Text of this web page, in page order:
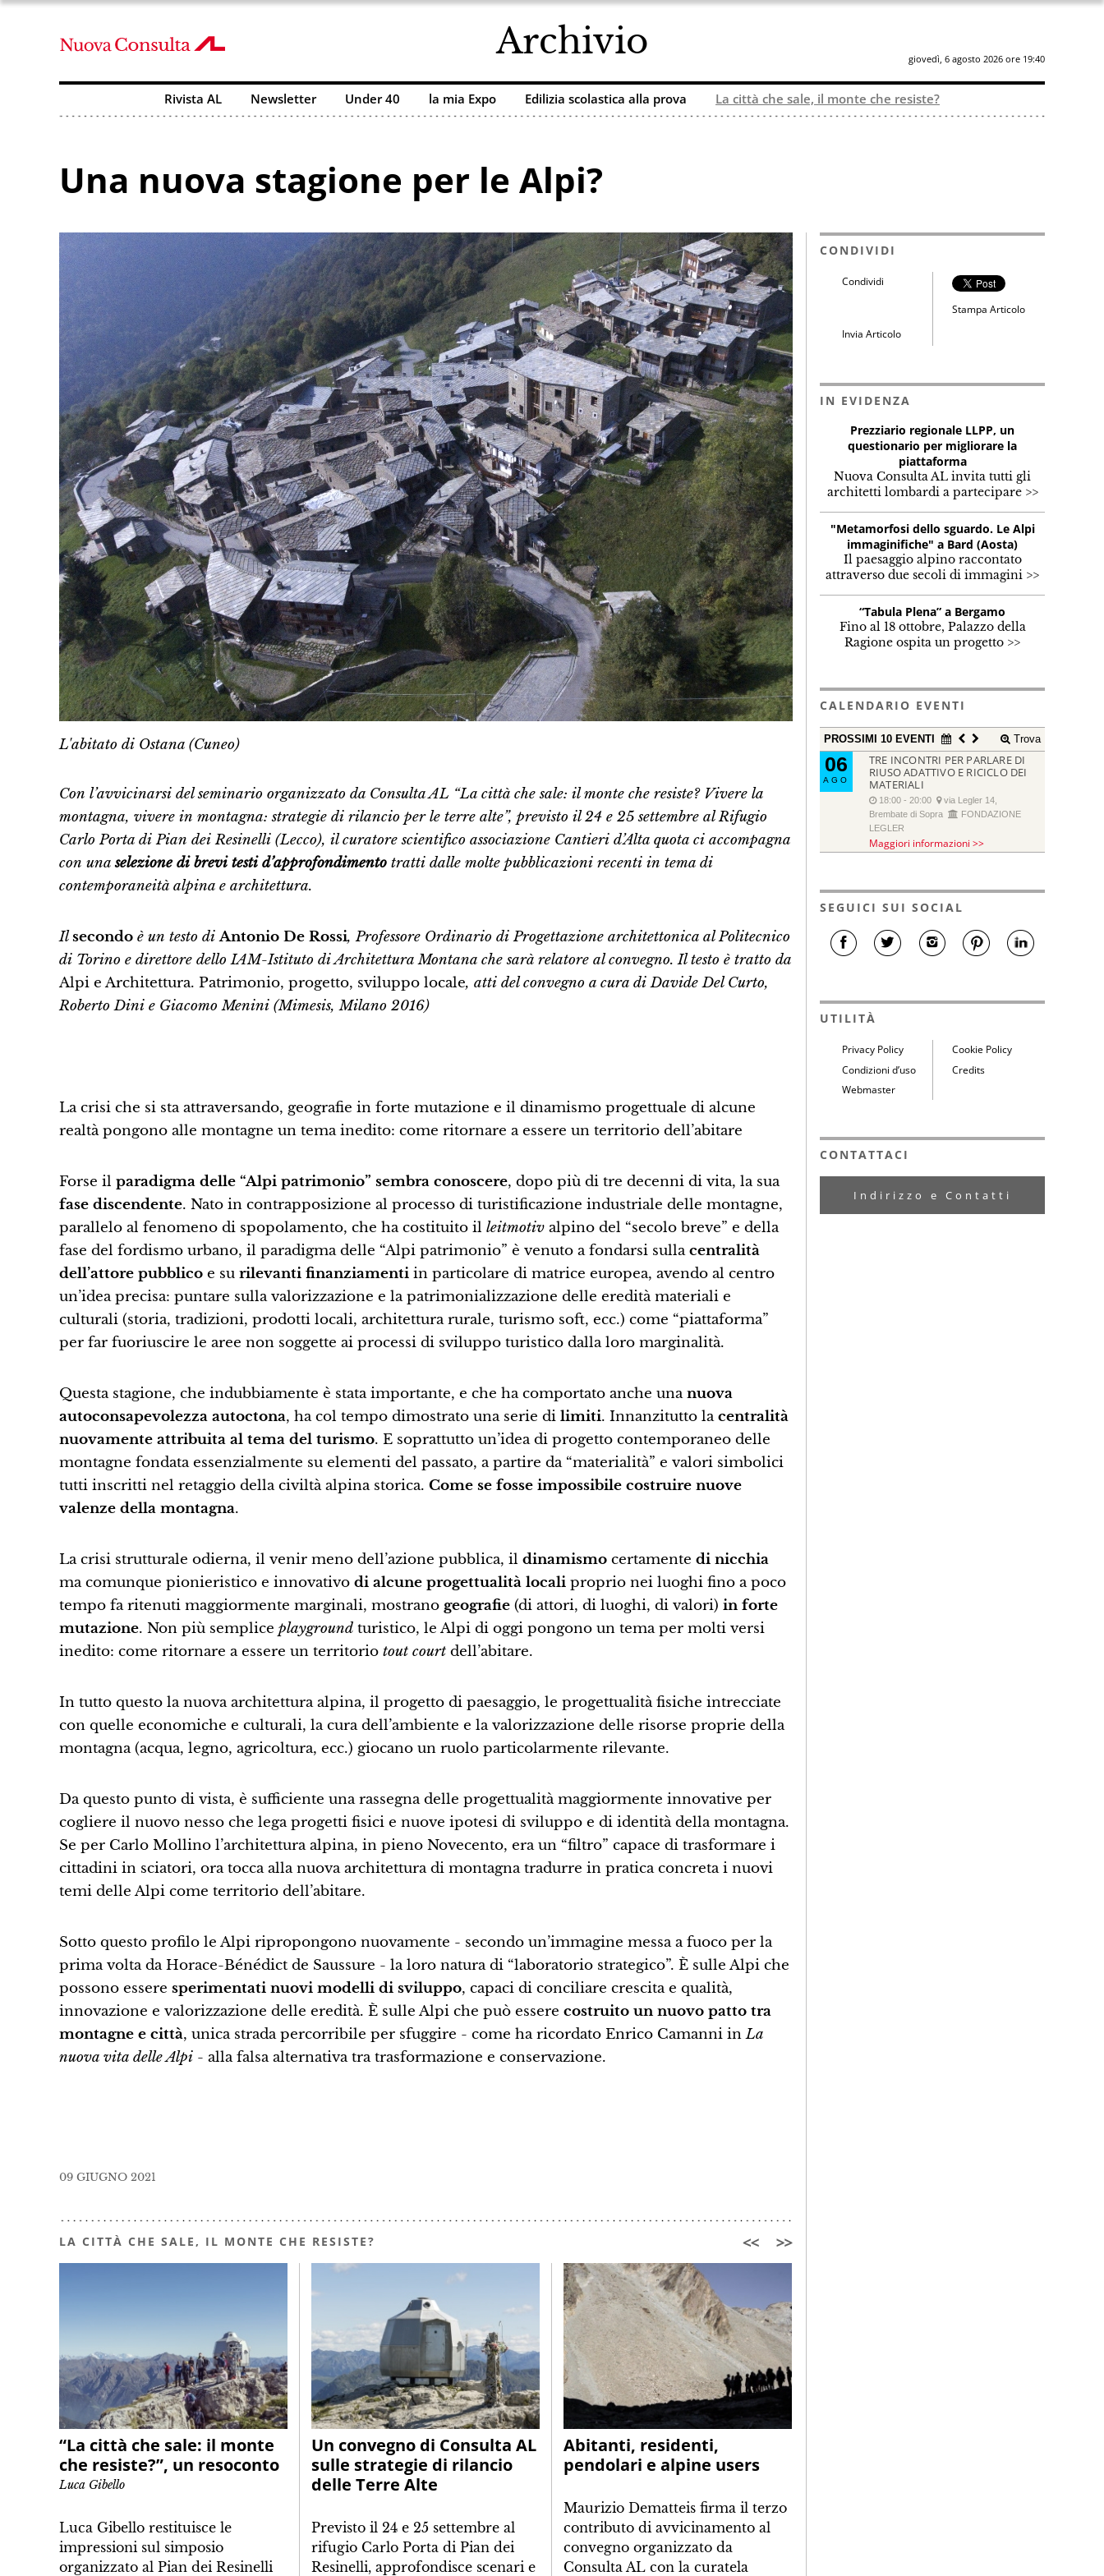
Archivio giovedì, 6 agosto 2026 ore 19:40
Rivista AL Newsletter Under 40 la mia Expo Edilizia scolastica alla prova La città che sale, il monte che resiste?
Una nuova stagione per le Alpi?
L'abitato di Ostana (Cuneo)
Con l’avvicinarsi del seminario organizzato da Consulta AL “La città che sale: il monte che resiste? Vivere la
montagna, vivere in montagna: strategie di rilancio per le terre alte”, previsto il 24 e 25 settembre al Rifugio
Carlo Porta di Pian dei Resinelli (Lecco), il curatore scientifico associazione Cantieri d’Alta quota ci accompagna
con unaselezione di brevi testi d’approfondimento tratti dalle molte pubblicazioni recenti in tema di
contemporaneità alpina e architettura.
Il secondo è un testo diAntonio De Rossi, Professore Ordinario di Progettazione architettonica al Politecnico
di Torino e direttore dello IAM-Istituto di Architettura Montana che sarà relatore al convegno. Il testo è tratto da
Alpi e Architettura. Patrimonio, progetto, sviluppo locale, atti del convegno a cura di Davide Del Curto,
Roberto Dini e Giacomo Menini (Mimesis, Milano 2016)
La crisi che si sta attraversando, geografie in forte mutazione e il dinamismo progettuale di alcune
realtà pongono alle montagne un tema inedito: come ritornare a essere un territorio dell’abitare
Forse il paradigma delle “Alpi patrimonio” sembra conoscere, dopo più di tre decenni di vita, la sua
fase discendente. Nato in contrapposizione al processo di turistificazione industriale delle montagne,
parallelo al fenomeno di spopolamento, che ha costituito il leitmotiv alpino del “secolo breve” e della
fase del fordismo urbano, il paradigma delle “Alpi patrimonio” è venuto a fondarsi sullacentralità
dell’attore pubblico e su rilevanti finanziamenti in particolare di matrice europea, avendo al centro
un’idea precisa: puntare sulla valorizzazione e la patrimonializzazione delle eredità materiali e
culturali (storia, tradizioni, prodotti locali, architettura rurale, turismo soft, ecc.) come “piattaforma”
per far fuoriuscire le aree non sog­gette ai processi di sviluppo turistico dalla loro marginalità.
Questa stagione, che indubbiamente è stata importante, e che ha comportato anche unanuova
autoconsapevolezza autoctona, ha col tempo dimostrato una serie di limiti. Innanzitutto lacentralità
nuovamente attribuita al tema del turismo. E soprattutto un’idea di progetto contemporaneo delle
montagne fondata essenzialmente su elementi del passato, a partire da “materialità” e valori simbolici
tutti inscritti nel retaggio della civiltà alpina storica. Come se fosse impossibile costruire nuove
valenze della montagna.
La crisi strutturale odierna, il venir meno dell’azione pubblica, il dinamismo certamente di nicchia
ma comunque pionieristico e innovativo di alcune progettualità locali proprio nei luoghi fino a poco
tempo fa ritenuti maggiormente marginali, mostrano geografie (di attori, di luoghi, di valori) in forte
mutazione. Non più semplice playground turistico, le Alpi di oggi pongono un tema per molti versi
inedito: come ritornare a essere un territorio tout court dell’abitare.
In tutto questo la nuova architettura alpina, il progetto di paesaggio, le progettualità fisiche intrecciate
con quelle economiche e culturali, la cura dell’ambiente e la valorizzazione delle risorse proprie della
montagna (acqua, legno, agricoltura, ecc.) giocano un ruolo particolarmente rilevante.
Da questo punto di vista, è sufficiente una rassegna delle progettualità maggiormente innovative per
cogliere il nuovo nesso che lega progetti fisici e nuove ipotesi di sviluppo e di identità della montagna.
Se per Carlo Mollino l’architettura alpina, in pieno Novecento, era un “filtro” capace di trasformare i
cittadini in sciatori, ora tocca alla nuova architettura di montagna tradurre in pratica concreta i nuovi
temi delle Alpi come territorio dell’abitare.
Sotto questo profilo le Alpi ripropongono nuovamente - secondo un’immagine messa a fuoco per la
prima volta da Horace-Bénédict de Saussure - la loro natura di “laboratorio strategico”. È sulle Alpi che
possono essere sperimentati nuovi modelli di sviluppo, capaci di conciliare crescita e qualità,
innovazione e valorizzazione delle eredità. È sulle Alpi che può essere costruito un nuovo patto tra
montagne e città, unica strada percorribile per sfuggire - come ha ricordato Enrico Camanni inLa
nuova vita delle Alpi - alla falsa alternativa tra trasformazione e conservazione.
09 GIUGNO 2021
LA CITTÀ CHE SALE, IL MONTE CHE RESISTE?
“La città che sale: il monte
che resiste?”, un resoconto
Luca Gibello
Luca Gibello restituisce le
impressioni sul simposio
organizzato al Pian dei Resinelli
Un convegno di Consulta AL
sulle strategie di rilancio
delle Terre Alte
Previsto il 24 e 25 settembre al
rifugio Carlo Porta di Pian dei
Resinelli, approfondisce scenari e
Abitanti, residenti,
pendolari e alpine users
Maurizio Dematteis firma il terzo
contributo di avvicinamento al
convegno organizzato da
Consulta AL con la curatela
CONDIVIDI
Condividi
Stampa Articolo
Invia Articolo
IN EVIDENZA
Prezziario regionale LLPP, un
questionario per migliorare la
piattaforma
Nuova Consulta AL invita tutti gli
architetti lombardi a partecipare >>
"Metamorfosi dello sguardo. Le Alpi
immaginifiche" a Bard (Aosta)
Il paesaggio alpino raccontato
attraverso due secoli di immagini >>
“Tabula Plena” a Bergamo
Fino al 18 ottobre, Palazzo della
Ragione ospita un progetto >>
CALENDARIO EVENTI
PROSSIMI 10 EVENTI Trova
06
AGO
TRE INCONTRI PER PARLARE DI
RIUSO ADATTIVO E RICICLO DEI
MATERIALI
18:00 - 20:00
via Legler 14,
Brembate di Sopra
FONDAZIONE
LEGLER
Maggiori informazioni >>
SEGUICI SUI SOCIAL
UTILITÀ
Privacy Policy
Cookie Policy
Condizioni d’uso
Credits
Webmaster
CONTATTACI
Indirizzo e Contatti